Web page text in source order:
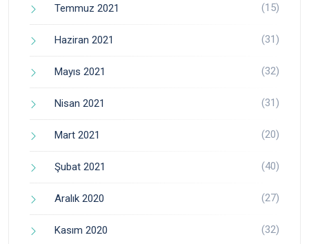
Temmuz 2021 (15)
Haziran 2021 (31)
Mayıs 2021 (32)
Nisan 2021 (31)
Mart 2021 (20)
Şubat 2021 (40)
Aralık 2020 (27)
Kasım 2020 (32)